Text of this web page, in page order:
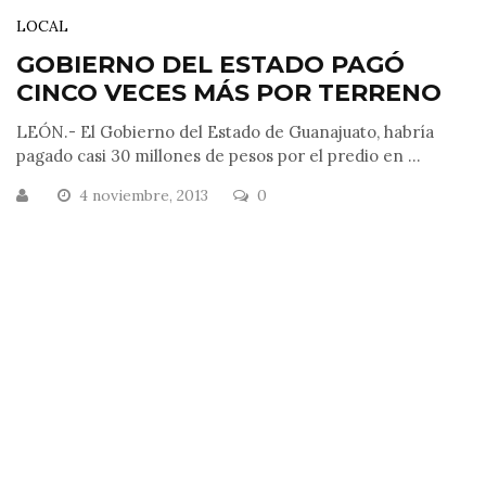
LOCAL
GOBIERNO DEL ESTADO PAGÓ
CINCO VECES MÁS POR TERRENO
LEÓN.- El Gobierno del Estado de Guanajuato, habría
pagado casi 30 millones de pesos por el predio en ...
4 noviembre, 2013 0